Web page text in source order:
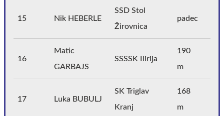
15 Nik HEBERLE
SSD Stol
Žirovnica
padec
16
Matic
GARBAJS
SSSSK Ilirija
190
m
17 Luka BUBULJ
SK Triglav
Kranj
168
m